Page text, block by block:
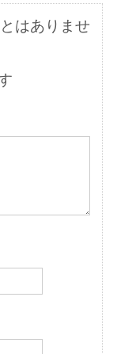
はありませ